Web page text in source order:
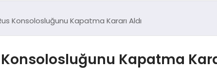
Konsolosluğunu Kapatma Kararı Aldı
Kapatma